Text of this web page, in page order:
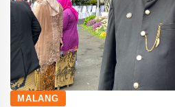
MALANG